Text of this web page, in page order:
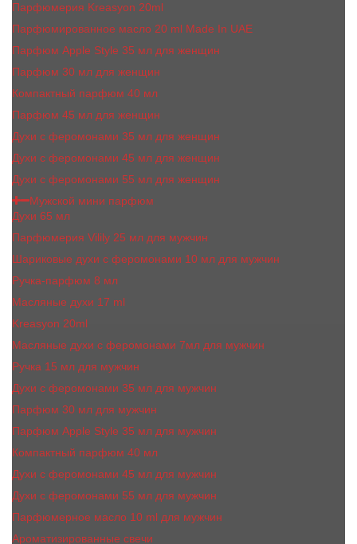
Парфюмерия Kreasyon 20ml
Парфюмированное масло 20 ml Made In UAE
Парфюм Apple Style 35 мл для женщин
Парфюм 30 мл для женщин
Компактный парфюм 40 мл
Парфюм 45 мл для женщин
Духи с феромонами 35 мл для женщин
Духи с феромонами 45 мл для женщин
Духи с феромонами 55 мл для женщин
Мужской мини парфюм
Духи 65 мл
Парфюмерия Vilily 25 мл для мужчин
Шариковые духи с феромонами 10 мл для мужчин
Ручка-парфюм 8 мл
Масляные духи 17 ml
Kreasyon 20ml
Масляные духи c феромонами 7мл для мужчин
Ручка 15 мл для мужчин
Духи с феромонами 35 мл для мужчин
Парфюм 30 мл для мужчин
Парфюм Apple Style 35 мл для мужчин
Компактный парфюм 40 мл
Духи с феромонами 45 мл для мужчин
Духи с феромонами 55 мл для мужчин
Парфюмерное масло 10 ml для мужчин
Ароматизированные свечи